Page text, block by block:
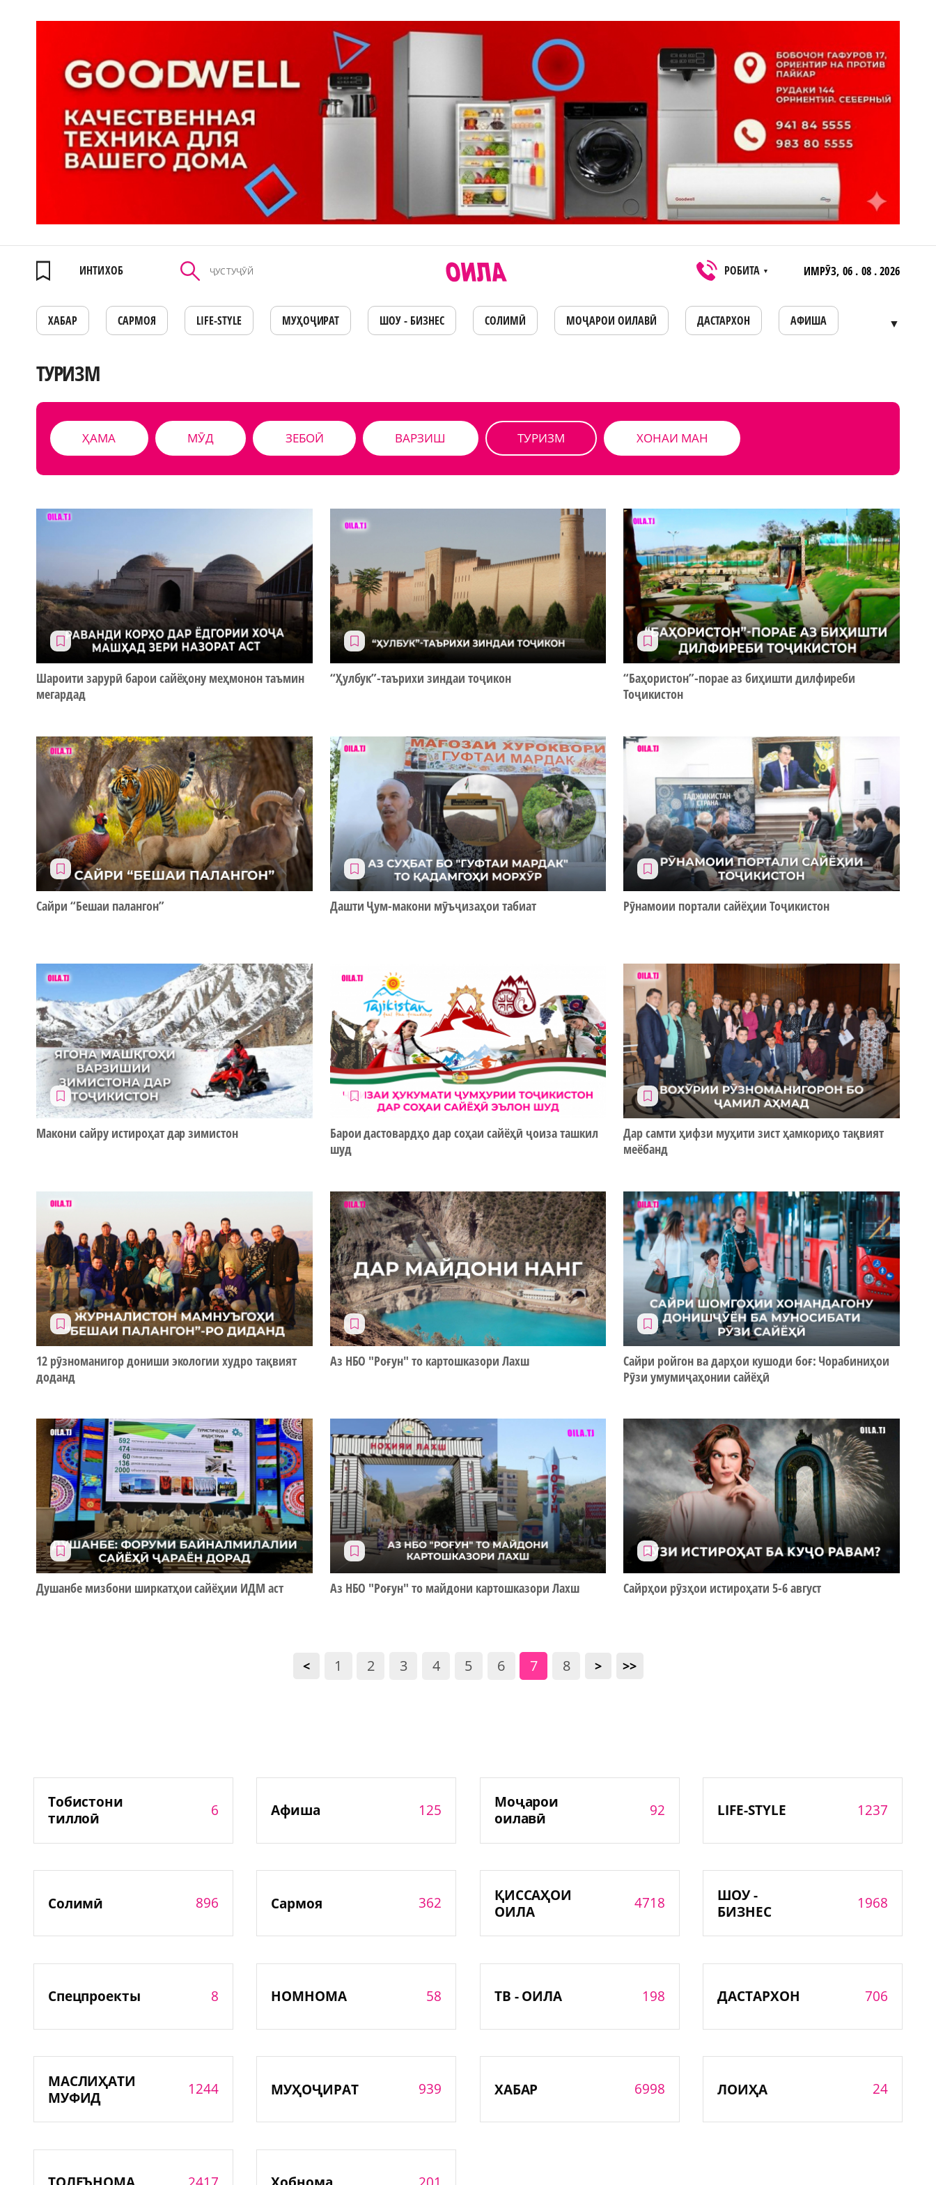
ИНТИХОБ РОБИТА ▼ ИМРӮЗ, 06 . 08 . 2026
ХАБАР САРМОЯ LIFE-STYLE МУҲОҶИРАТ ШОУ - БИЗНЕС СОЛИМӢ МОҶАРОИ ОИЛАВӢ ДАСТАРХОН АФИША ▼
ТУРИЗМ
ҲАМА МӮД ЗЕБОӢ ВАРЗИШ ТУРИЗМ ХОНАИ МАН
Шароити зарурӣ барои сайёҳону меҳмонон таъмин
мегардад
“Ҳулбук”-таърихи зиндаи тоҷикон
“Баҳористон”-порае аз биҳишти дилфиреби
Тоҷикистон
Сайри “Бешаи палангон” Дашти Ҷум-макони мӯъҷизаҳои табиат Рӯнамоии портали сайёҳии Тоҷикистон
Макони сайру истироҳат дар зимистон
Барои дастовардҳо дар соҳаи сайёҳӣ ҷоиза ташкил
шуд
Дар самти ҳифзи муҳити зист ҳамкориҳо тақвият
меёбанд
12 рӯзноманигор дониши экологии худро тақвият
доданд
Аз НБО "Роғун" то картошказори Лахш
Сайри ройгон ва дарҳои кушоди боғ: Чорабиниҳои
Рӯзи умумиҷаҳонии сайёҳӣ
Душанбе мизбони ширкатҳои сайёҳии ИДМ аст Аз НБО "Роғун" то майдони картошказори Лахш Сайрҳои рӯзҳои истироҳати 5-6 август
< 1 2 3 4 5 6 7 8 > >>
Тобистони
тиллоӣ
6 Афиша 125
Моҷарои
оилавӣ
92 LIFE-STYLE 1237
Солимӣ 896 Сармоя 362
ҚИССАҲОИ
ОИЛА
4718
ШОУ -
БИЗНЕС
1968
Спецпроекты 8 НОМНОМА 58 ТВ - ОИЛА 198 ДАСТАРХОН 706
МАСЛИҲАТИ
МУФИД
1244 МУҲОҶИРАТ 939 ХАБАР 6998 ЛОИҲА 24